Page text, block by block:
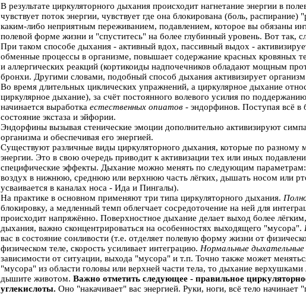
В результате циркуляторного дыхания происходит нагнетание энергии в
чувствует поток энергии, чувствует где она блокирована (боль,
каким-либо неприятным переживанием, подавлением, которое вы обязаны
полевой форме жизни и "спуститесь" на более глубинный уровень. Вот так,
При таком способе дыхания - активный вдох, пассивный выдох -
обменные процессы в организме, повышает содержание красных кровяных
и аллергических реакций (кортикоиды надпочечников обладают мощным
бронхи. Другими словами, подобный способ дыхания активизирует
Во время длительных циклических упражнений, а циркулярное дыхание
циркулярное дыхание), за счёт постоянного волевого усилия по
начинается выработка естественных опиатов - эндорфинов. Поступая всё
состояние экстаза и эйфории.
Эндорфины вызывая стенические эмоции дополнительно активизируют
организма и обеспечивая его энергией.
Существуют различные виды циркуляторного дыхания, которые по
энергии. Это в свою очередь приводит к активизации тех или иных
специфические эффекты. Дыхание можно менять по следующим
воздух в нижнюю, среднюю или верхнюю часть лёгких, дышать носом или
усваивается в каналах носа - Ида и Пингалы).
На практике в основном применяют три типа циркуляторного дыхания.
блокировку, а медленный темп облегчает сосредоточение на ней для
происходит напряжённо. Поверхностное дыхание делает выход более
дыхания, важно сконцентрироваться на особенностях выходящего "мусора".
вас в состояние сонливости (т.е. отделяет полевую форму жизни от
физическом теле, скорость усиливает интеграцию. Нормальные
зависимости от ситуации, выхода "мусора" и т.п. Точно также может
"мусора" из области головы или верхней части тела, то дыхание
дышите животом. Важно отметить следующее - правильное
углекислоты. Оно "накачивает" вас энергией. Руки, ноги, всё тело